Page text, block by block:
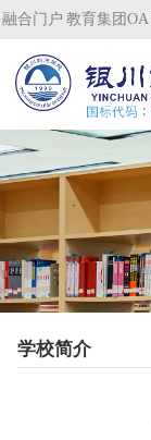
融合门户 教育集团OA
学校简介